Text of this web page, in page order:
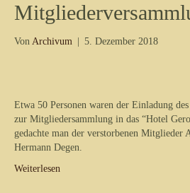
Von Archivum 5. Dezember 2018
Etwa 50 Personen waren der Einladung
zur Mitgliedersammlung in das “Hotel
gedachte man der verstorbenen
Hermann Degen.
Weiterlesen